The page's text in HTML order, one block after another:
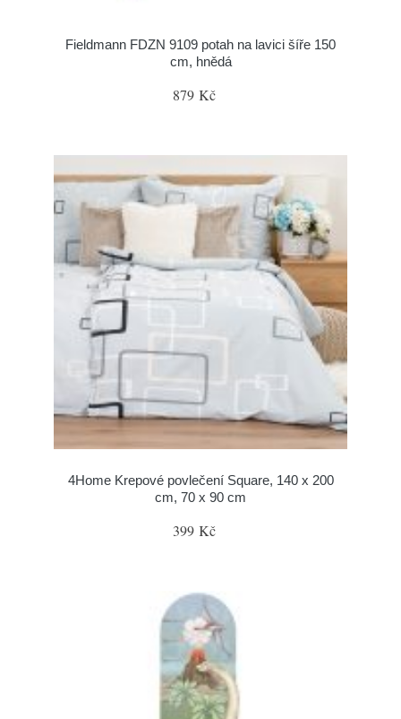
Fieldmann FDZN 9109 potah na lavici šíře 150
cm, hnědá
879 Kč
4Home Krepové povlečení Square, 140 x 200
cm, 70 x 90 cm
399 Kč